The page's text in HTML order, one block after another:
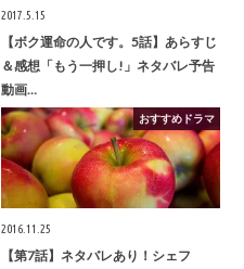
2017.5.15
【ボク運命の人です。5話】あらすじ
＆感想「もう一押し!」ネタバレ予告
動画…
おすすめドラマ
2016.11.25
【第7話】ネタバレあり！シェフ